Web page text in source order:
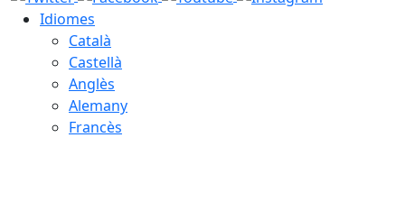
Idiomes
Català
Castellà
Anglès
Alemany
Francès